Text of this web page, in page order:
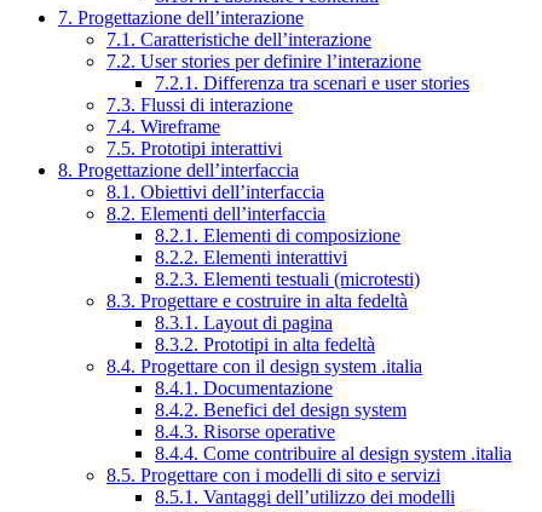
7. Progettazione dell’interazione
7.1. Caratteristiche dell’interazione
7.2. User stories per definire l’interazione
7.2.1. Differenza tra scenari e user stories
7.3. Flussi di interazione
7.4. Wireframe
7.5. Prototipi interattivi
8. Progettazione dell’interfaccia
8.1. Obiettivi dell’interfaccia
8.2. Elementi dell’interfaccia
8.2.1. Elementi di composizione
8.2.2. Elementi interattivi
8.2.3. Elementi testuali (microtesti)
8.3. Progettare e costruire in alta fedeltà
8.3.1. Layout di pagina
8.3.2. Prototipi in alta fedeltà
8.4. Progettare con il design system .italia
8.4.1. Documentazione
8.4.2. Benefici del design system
8.4.3. Risorse operative
8.4.4. Come contribuire al design system .italia
8.5. Progettare con i modelli di sito e servizi
8.5.1. Vantaggi dell’utilizzo dei modelli